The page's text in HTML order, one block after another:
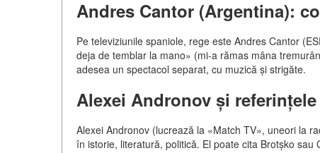
Andres Cantor (Argentina):
Pe televiziunile spaniole, rege este Andres Cantor
deja de temblar la mano» (mi-a rămas mâna
adesea un spectacol separat, cu muzică și strigăte.
Alexei Andronov și
Alexei Andronov (lucrează la «Match TV», uneori la
în istorie, literatură, politică. El poate cita Brotșko